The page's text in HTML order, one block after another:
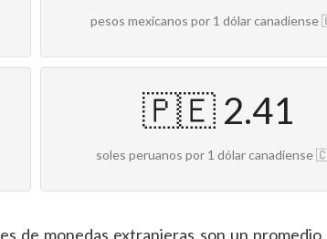
pesos mexicanos por 1 dólar
🇵🇪 2.41
soles peruanos por 1 dólar canadiense
de monedas extranjeras son un